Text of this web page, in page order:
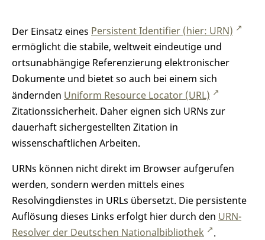
Der Einsatz eines Persistent Identifier (hier: URN)
ermöglicht die stabile, weltweit eindeutige und
ortsunabhängige Referenzierung elektronischer
Dokumente und bietet so auch bei einem sich
ändernden Uniform Resource Locator (URL)
Zitationssicherheit. Daher eignen sich URNs zur
dauerhaft sichergestellten Zitation in
wissenschaftlichen Arbeiten.
URNs können nicht direkt im Browser aufgerufen
werden, sondern werden mittels eines
Resolvingdienstes in URLs übersetzt. Die persistente
Auflösung dieses Links erfolgt hier durch den URN-
Resolver der Deutschen Nationalbibliothek
.